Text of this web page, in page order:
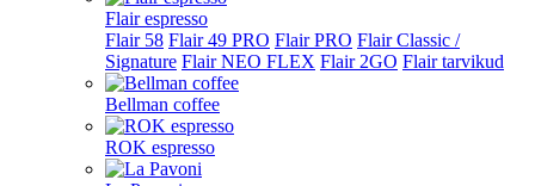
Flair espresso
Flair 58 Flair 49 PRO Flair PRO Flair Classic /
Signature Flair NEO FLEX Flair 2GO Flair tarvikud
Bellman coffee
ROK espresso